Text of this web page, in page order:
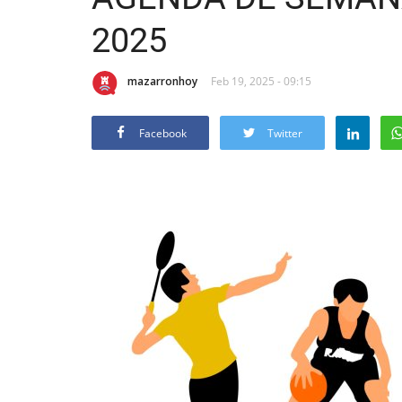
2025
mazarronhoy Feb 19, 2025 - 09:15
Facebook Twitter